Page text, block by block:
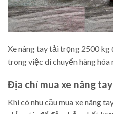
Xe nâng tay tải trọng 2500
trong việc di chuyển hàng hóa
Địa chỉ mua xe nâng
Khi có nhu cầu mua xe nâng